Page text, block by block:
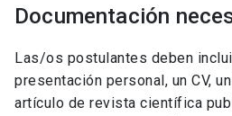
Documentación
Las/os postulantes deben
presentación personal, un CV,
artículo de revista científica